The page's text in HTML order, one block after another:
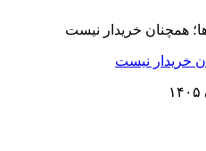
خریدار نیست